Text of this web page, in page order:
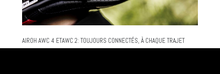
AIROH AWC 4 ETAWC 2: TOUJOURS CONNECTÉS, À CHAQUE TRAJET